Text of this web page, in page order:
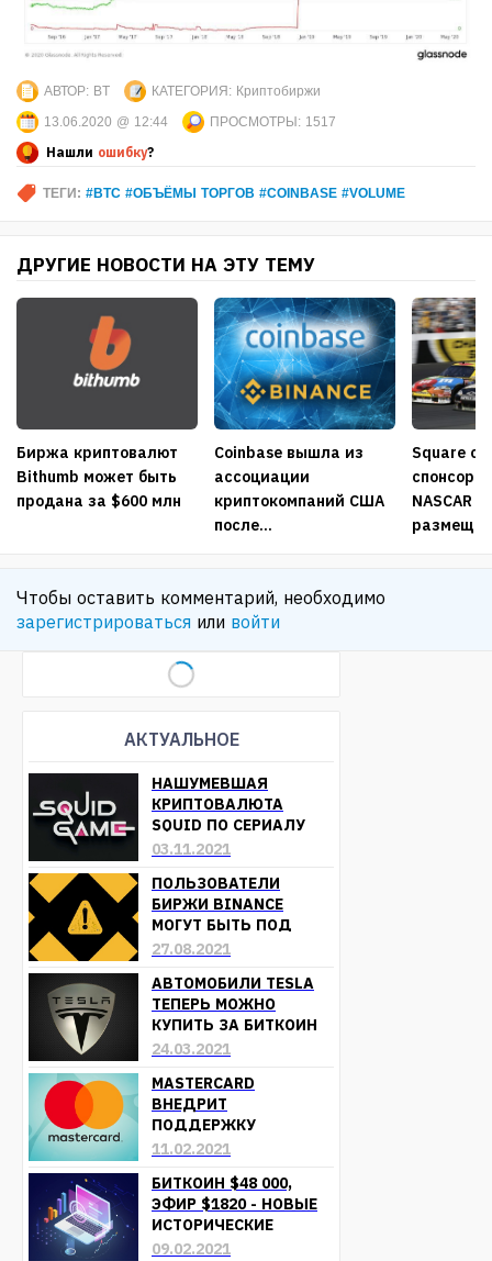
АВТОР: BT КАТЕГОРИЯ: Криптобиржи
13.06.2020 @ 12:44
ПРОСМОТРЫ: 1517
Нашли ошибку?
ТЕГИ: #BTC #ОБЪЁМЫ ТОРГОВ #COINBASE #VOLUME
ДРУГИЕ НОВОСТИ НА ЭТУ ТЕМУ
Биржа криптовалют
Bithumb может быть
продана за $600 млн
Coinbase вышла из
ассоциации
криптокомпаний США
после...
Square
NASCAR
Чтобы оставить комментарий, необходимо
зарегистрироваться или войти
АКТУАЛЬНОЕ
НАШУМЕВШАЯ
КРИПТОВАЛЮТА
SQUID ПО СЕРИАЛУ
«ИГРА В КАЛЬМАРА»
03.11.2021
ПОЛЬЗОВАТЕЛИ
БИРЖИ BINANCE
МОГУТ БЫТЬ ПОД
УГРОЗОЙ ПОТЕРИ
27.08.2021
АВТОМОБИЛИ TESLA
ТЕПЕРЬ МОЖНО
КУПИТЬ ЗА БИТКОИН
24.03.2021
MASTERCARD
ВНЕДРИТ
ПОДДЕРЖКУ
КРИПТОВАЛЮТ УЖЕ В
11.02.2021
БИТКОИН $48 000,
ЭФИР $1820 - НОВЫЕ
ИСТОРИЧЕСКИЕ
МАКСИМУМЫ
09.02.2021